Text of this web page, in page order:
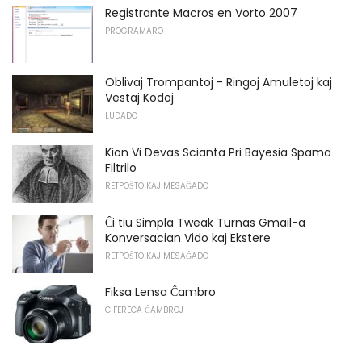
Registrante Macros en Vorto 2007
PROGRAMARO
Oblivaj Trompantoj - Ringoj Amuletoj kaj
Vestaj Kodoj
LUDADO
Kion Vi Devas Scianta Pri Bayesia Spama
Filtrilo
RETPOŜTO KAJ MESAĜADO
Ĉi tiu Simpla Tweak Turnas Gmail-a
Konversacian Vido kaj Ekstere
RETPOŜTO KAJ MESAĜADO
Fiksa Lensa Ĉambro
CIFERECA ĈAMBROJ